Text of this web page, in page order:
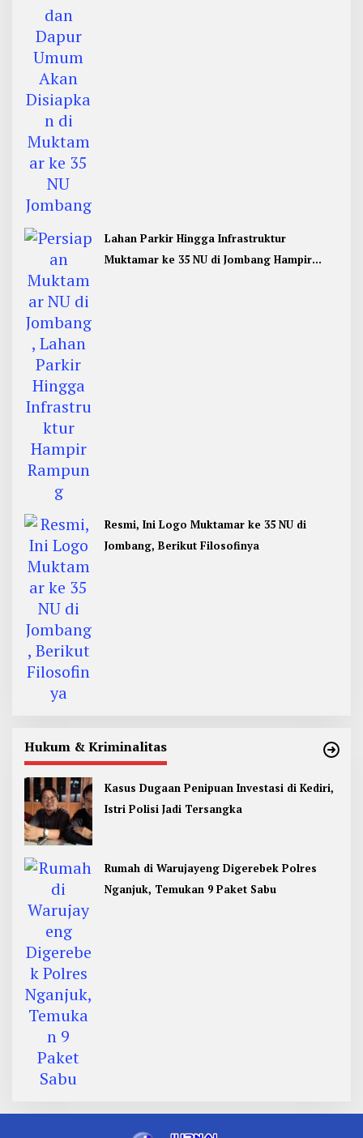
Lahan Parkir Hingga Infrastruktur
Muktamar ke 35 NU di Jombang Hampir
Resmi, Ini Logo Muktamar ke 35 NU di
Jombang, Berikut Filosofinya
Hukum & Kriminalitas
Kasus Dugaan Penipuan Investasi di Kediri,
Istri Polisi Jadi Tersangka
Rumah di Warujayeng Digerebek Polres
Nganjuk, Temukan 9 Paket Sabu